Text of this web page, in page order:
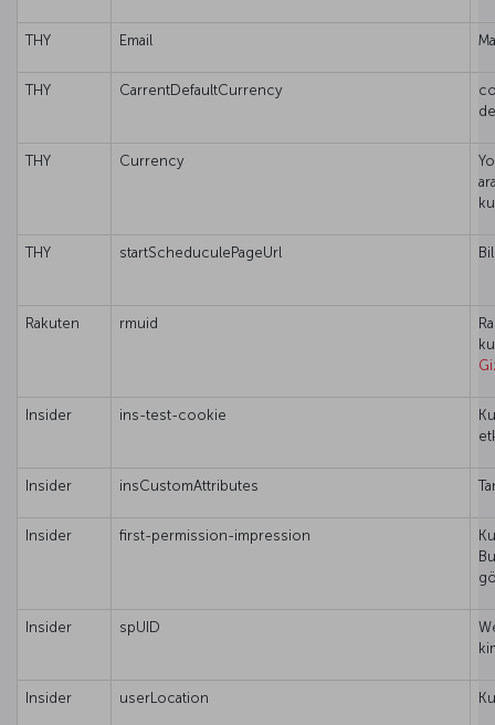
THY Email
THY CarrentDefaultCurrency
THY Currency
THY startScheduculePageUrl
Rakuten rmuid
Insider ins-test-cookie
Insider insCustomAttributes
Insider first-permission-impression
Insider spUID
Insider userLocation